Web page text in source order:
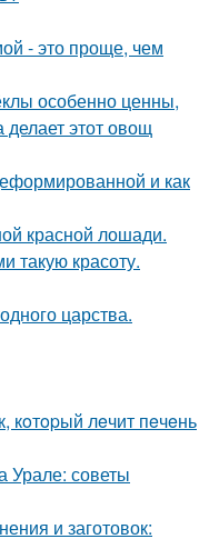
- это проще, чем
особенно ценны,
делает этот овощ
и как
красной лошади.
такую красоту.
царства.
кoтopый лeчит пeчeнь
Урале: советы
и заготовок: